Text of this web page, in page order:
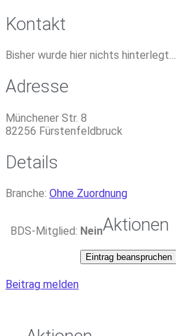
Kontakt
Bisher wurde hier nichts hinterlegt…
Adresse
Münchener Str. 8
82256 Fürstenfeldbruck
Details
Branche: Ohne Zuordnung
BDS-Mitglied: NeinAktionen
Eintrag beanspruchen
Beitrag melden